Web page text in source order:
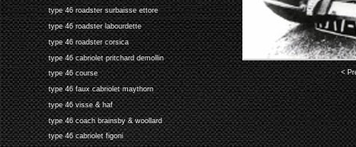
type 46 roadster surbaisse ettore
type 46 roadster labourdette
type 46 roadster corsica
type 46 cabriolet pritchard demollin
type 46 course
type 46 faux cabriolet maythorn
type 46 visse & haf
type 46 coach brainsby & woollard
type 46 cabriolet figoni
<